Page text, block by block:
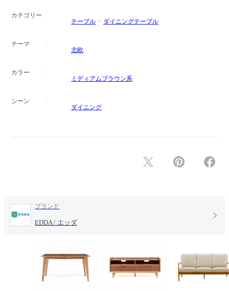
カテゴリー
テーブル
ダイニングテーブル
テーマ
北欧
カラー
ミディアムブラウン系
シーン
ダイニング
ブランド
EDDA / エッダ